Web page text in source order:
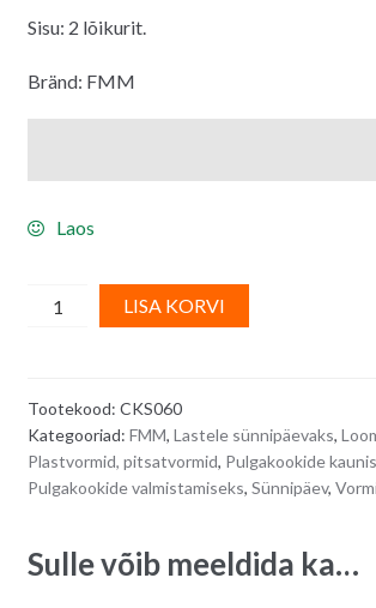
Sisu: 2 lõikurit.
Bränd: FMM
Laos
FMM
plastvormid/
tk
-
koerad
LISA KORVI
n
a
Tootekood: CKS060
Kategooriad: FMM, Lastele sünnipäevaks,
Plastvormid, pitsatvormid, Pulgakookide
Pulgakookide valmistamiseks, Sünnipäev,
Sulle võib meeldida ka…